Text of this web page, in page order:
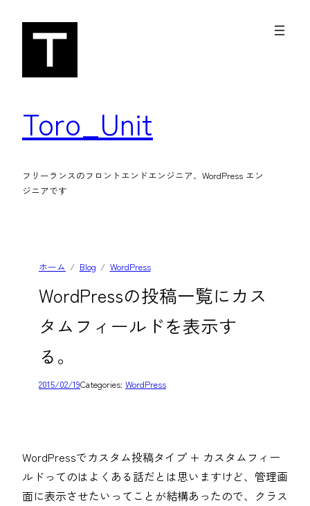
Toro_Unit
フリーランスのフロントエンドエンジニア、WordPress エン
ジニアです
ホーム Blog WordPress
WordPressの投稿一覧にカス
タムフィールドを表示す
る。
2015/02/19Categories: WordPress
WordPressでカスタム投稿タイプ + カスタムフィー
ルドってのはよくある話だとは思いますけど、管理画
面に表示させたいってことが結構あったので、クラス